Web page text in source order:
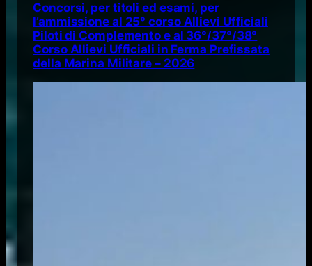
Concorsi, per titoli ed esami, per
l’ammissione al 25° corso Allievi Ufficiali
Piloti di Complemento e al 36°/37°/38°
Corso Allievi Ufficiali in Ferma Prefissata
della Marina Militare – 2026